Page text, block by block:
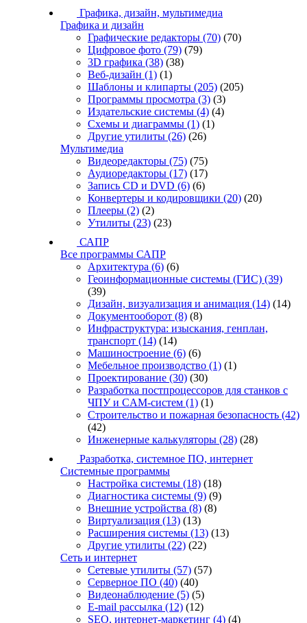
Графика, дизайн, мультимедиа
Графика и дизайн
Графические редакторы (70) (70)
Цифровое фото (79) (79)
3D графика (38) (38)
Веб-дизайн (1) (1)
Шаблоны и клипарты (205) (205)
Программы просмотра (3) (3)
Издательские системы (4) (4)
Схемы и диаграммы (1) (1)
Другие утилиты (26) (26)
Мультимедиа
Видеоредакторы (75) (75)
Аудиоредакторы (17) (17)
Запись CD и DVD (6) (6)
Конвертеры и кодировщики (20) (20)
Плееры (2) (2)
Утилиты (23) (23)
САПР
Все программы САПР
Архитектура (6) (6)
Геоинформационные системы (ГИС) (39)
(39)
Дизайн, визуализация и анимация (14) (14)
Документооборот (8) (8)
Инфраструктура: изыскания, генплан,
транспорт (14) (14)
Машиностроение (6) (6)
Мебельное производство (1) (1)
Проектирование (30) (30)
Разработка постпроцессоров для станков с
ЧПУ и CAM-систем (1) (1)
Строительство и пожарная безопасность (42)
(42)
Инженерные калькуляторы (28) (28)
Разработка, системное ПО, интернет
Системные программы
Настройка системы (18) (18)
Диагностика системы (9) (9)
Внешние устройства (8) (8)
Виртуализация (13) (13)
Расширения системы (13) (13)
Другие утилиты (22) (22)
Сеть и интернет
Сетевые утилиты (57) (57)
Серверное ПО (40) (40)
Видеонаблюдение (5) (5)
E-mail рассылка (12) (12)
SEO, интернет-маркетинг (4) (4)